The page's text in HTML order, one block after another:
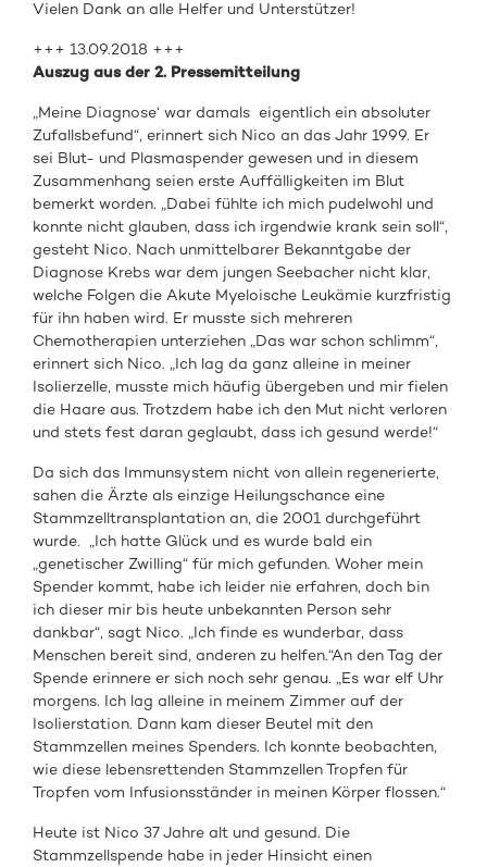
Vielen Dank an alle Helfer und Unterstützer!
+++ 13.09.2018 +++
Auszug aus der 2. Pressemitteilung
„Meine Diagnose‘ war damals eigentlich ein absoluter
Zufallsbefund“, erinnert sich Nico an das Jahr 1999. Er
sei Blut- und Plasmaspender gewesen und in diesem
Zusammenhang seien erste Auffälligkeiten im Blut
bemerkt worden. „Dabei fühlte ich mich pudelwohl und
konnte nicht glauben, dass ich irgendwie krank sein soll“,
gesteht Nico. Nach unmittelbarer Bekanntgabe der
Diagnose Krebs war dem jungen Seebacher nicht klar,
welche Folgen die Akute Myeloische Leukämie kurzfristig
für ihn haben wird. Er musste sich mehreren
Chemotherapien unterziehen „Das war schon schlimm“,
erinnert sich Nico. „Ich lag da ganz alleine in meiner
Isolierzelle, musste mich häufig übergeben und mir fielen
die Haare aus. Trotzdem habe ich den Mut nicht verloren
und stets fest daran geglaubt, dass ich gesund werde!“
Da sich das Immunsystem nicht von allein regenerierte,
sahen die Ärzte als einzige Heilungschance eine
Stammzelltransplantation an, die 2001 durchgeführt
wurde. „Ich hatte Glück und es wurde bald ein
„genetischer Zwilling“ für mich gefunden. Woher mein
Spender kommt, habe ich leider nie erfahren, doch bin
ich dieser mir bis heute unbekannten Person sehr
dankbar“, sagt Nico. „Ich finde es wunderbar, dass
Menschen bereit sind, anderen zu helfen.“An den Tag der
Spende erinnere er sich noch sehr genau. „Es war elf Uhr
morgens. Ich lag alleine in meinem Zimmer auf der
Isolierstation. Dann kam dieser Beutel mit den
Stammzellen meines Spenders. Ich konnte beobachten,
wie diese lebensrettenden Stammzellen Tropfen für
Tropfen vom Infusionsständer in meinen Körper flossen.“
Heute ist Nico 37 Jahre alt und gesund. Die
Stammzellspende habe in jeder Hinsicht einen